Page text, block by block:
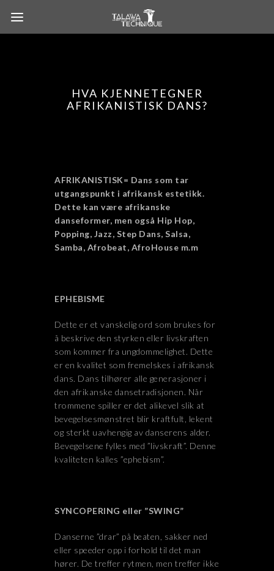
HVA KJENNETEGNER
AFRIKANISTISK DANS?
AFRIKANISTISK= Dans som tar
utgangspunkt i afrikansk estetikk.
Dette kan være afrikanske
danseformer, men også Hip Hop,
Popping, Jazz, Step Dans, Salsa,
Samba, Afrobeat, AfroHouse m.m
EPHEBISME
Dette er et vanskelig ord som brukes for
å beskrive den styrken eller livskraften
som kommer fra ungdommelighet. Dette
er en kvalitet som fremelskes i afrikansk
dans. Dans tilhører alle generasjoner i
den afrikanske dansetradisjonen. Når
trommene spiller er det alikevel slik at
bevegelsesmønstret blir kraftfult, lekent
og sterkt uavhengig av danserens alder.
Bevegelsene fylles med ”livskraft”. Denne
kvaliteten kalles ”ephebism”.
SYNCOPERING eller ”SWING”
Danserne ”drar” på beaten, sakker ned
eller speeder opp i forhold til det man
hører. De treffer rytmen, men treffer ikke